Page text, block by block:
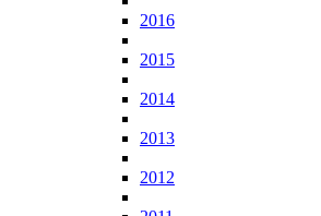
2016
2015
2014
2013
2012